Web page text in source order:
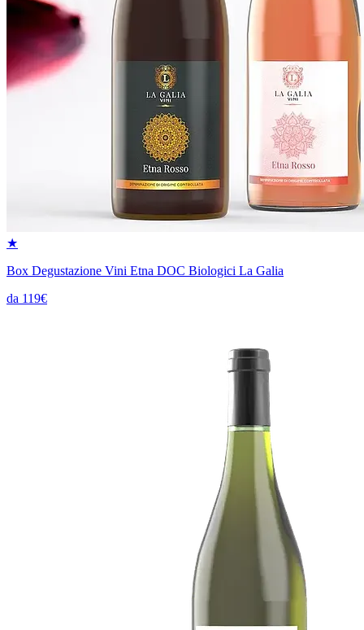
★
Box Degustazione Vini Etna DOC Biologici La Galia
da 119€